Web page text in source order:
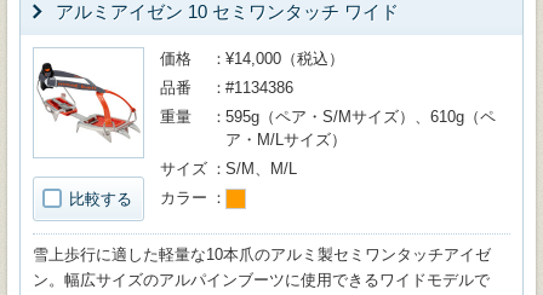
アルミアイゼン 10 セミワンタッチ ワイド
比較する
価格
¥14,000（税込）
品番
#1134386
重量
595g（ペア・S/Mサイズ）、610g（ペ
ア・M/Lサイズ）
サイズ
S/M、M/L
カラー
雪上歩行に適した軽量な10本爪のアルミ製セミワンタッチアイゼ
ン。幅広サイズのアルパインブーツに使用できるワイドモデルで